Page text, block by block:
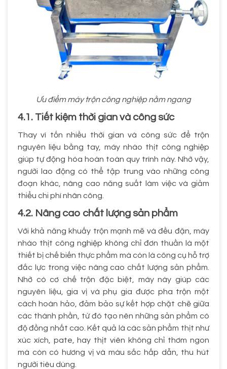
Ưu điểm máy trộn công nghiệp nằm ngang
4.1. Tiết kiệm thời gian và công sức
Thay vì tốn nhiều thời gian và công sức để trộn
nguyên liệu bằng tay, máy nhào thịt công nghiệp
giúp tự động hóa hoàn toàn quy trình này. Nhờ vậy,
người lao động có thể tập trung vào những công
đoạn khác, nâng cao năng suất làm việc và giảm
thiểu chi phí nhân công.
4.2. Nâng cao chất lượng sản phẩm
Với khả năng khuấy trộn mạnh mẽ và đều đặn, máy
nhào thịt công nghiệp không chỉ đơn thuần là một
thiết bị chế biến thực phẩm mà còn là công cụ hỗ trợ
đắc lực trong việc nâng cao chất lượng sản phẩm.
Nhờ có cơ chế trộn đặc biệt, máy này giúp các
nguyên liệu, gia vị và phụ gia được pha trộn một
cách hoàn hảo, đảm bảo sự kết hợp chặt chẽ giữa
các thành phần, từ đó tạo nên những sản phẩm có
độ đồng nhất cao. Kết quả là các sản phẩm thịt như
xúc xích, pate, hay thịt viên không chỉ thơm ngon
mà còn có hương vị và màu sắc hấp dẫn, thu hút
người tiêu dùng.